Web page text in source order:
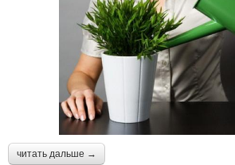
читать дальше →